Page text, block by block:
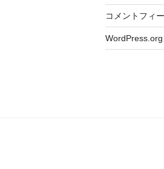
コメントフィ
WordPress.org